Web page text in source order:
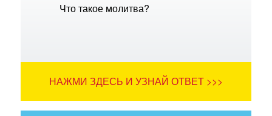
Что такое молитва?
НАЖМИ ЗДЕСЬ И УЗНАЙ ОТВЕТ >>>